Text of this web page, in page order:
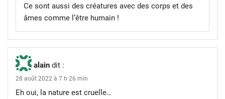
Ce sont aussi des créatures avec des corps et des
âmes comme l’être humain !
alain dit :
28 août 2022 à 7 h 26 min
Eh oui, la nature est cruelle…